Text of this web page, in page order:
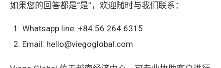
如果您的回答都是“是”，欢迎随时与我们联系：
Whatsapp line: +84 56 264 6315
Email: hello@viegoglobal.com